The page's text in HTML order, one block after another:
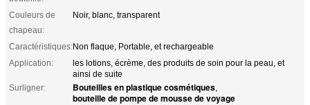
Couleurs de
chapeau:
Noir, blanc, transparent
Caractéristiques:Non flaque, Portable, et rechargeable
Application:
les lotions, écrème, des produits de soin pour la peau, et
ainsi de suite
Surligner:
Bouteilles en plastique cosmétiques,
bouteille de pompe de mousse de voyage